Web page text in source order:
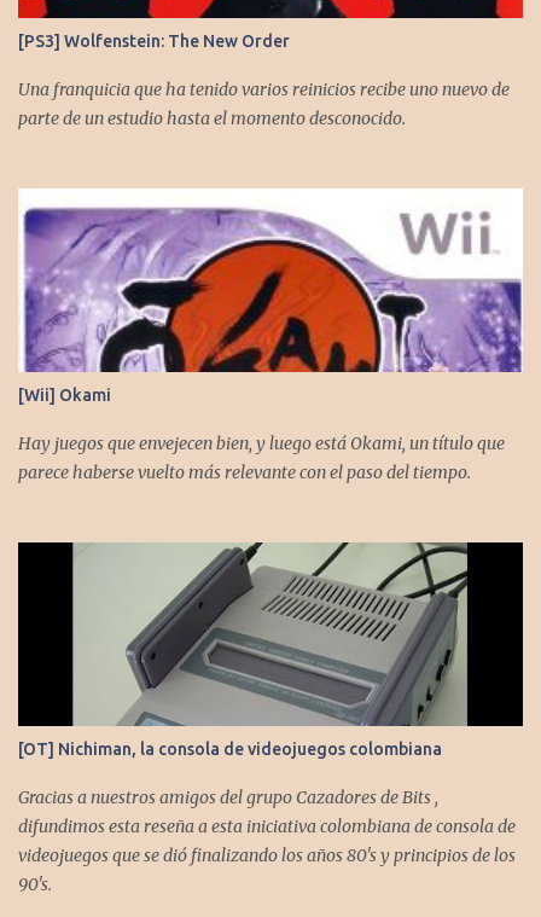
[PS3] Wolfenstein: The New Order
Una franquicia que ha tenido varios reinicios recibe uno nuevo de
parte de un estudio hasta el momento desconocido.
[Wii] Okami
Hay juegos que envejecen bien, y luego está Okami, un título que
parece haberse vuelto más relevante con el paso del tiempo.
[OT] Nichiman, la consola de videojuegos colombiana
Gracias a nuestros amigos del grupo Cazadores de Bits ,
difundimos esta reseña a esta iniciativa colombiana de consola de
videojuegos que se dió finalizando los años 80's y principios de los
90's.